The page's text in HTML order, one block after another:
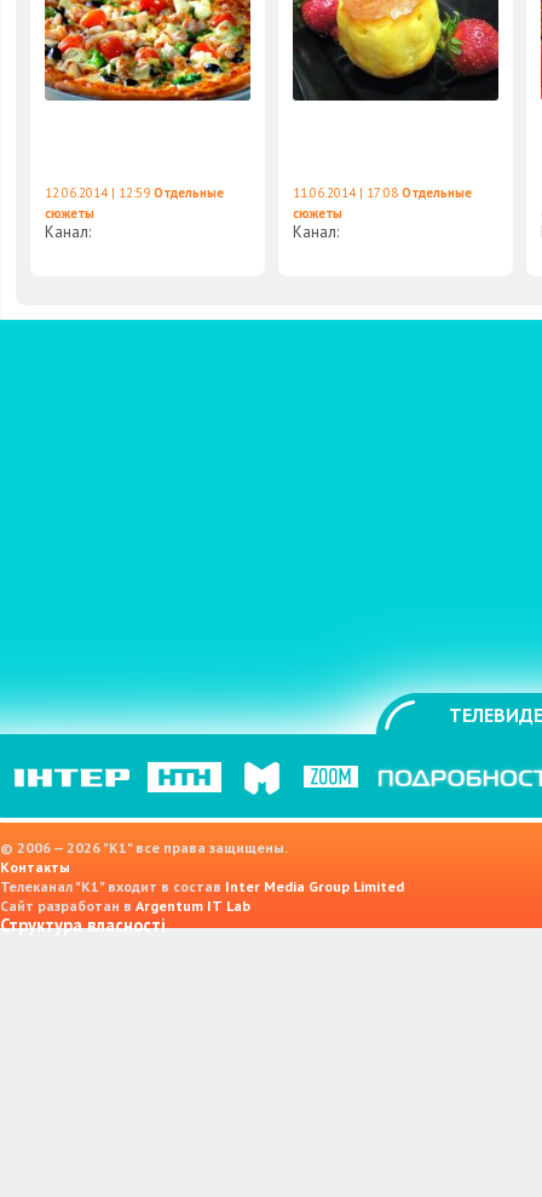
12.06.2014 | 12:59 Отдельные
сюжеты
Канал:
11.06.2014 | 17:08 Отдельные
сюжеты
Канал:
© 2006 — 2026 "K1" все права защищены.
Контакты
Телеканал "К1" входит в состав Inter Media Group Limited
Сайт разработан в Argentum IT Lab
Структура власності